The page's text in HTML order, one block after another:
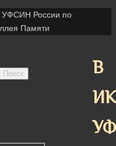
УФСИН России по
Памяти
В
Поиск